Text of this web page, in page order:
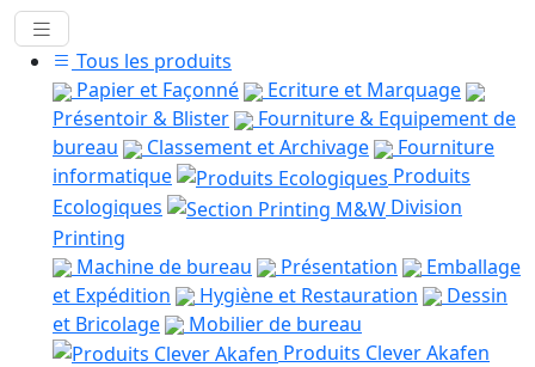
Tous les produits
Papier et Façonné
Ecriture et Marquage
Présentoir & Blister
Fourniture & Equipement de
bureau
Classement et Archivage
Fourniture
informatique
Produits
Ecologiques
Division
Printing
Machine de bureau
Présentation
Emballage
et Expédition
Hygiène et Restauration
Dessin
et Bricolage
Mobilier de bureau
Produits Clever Akafen